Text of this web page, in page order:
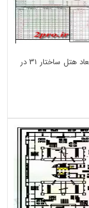
دانلود نقشه هتل - رستوران - اقامتگاه پیش تعیین ابعاد هتل ساختار 31 در